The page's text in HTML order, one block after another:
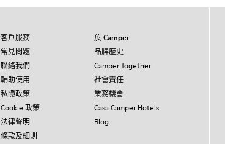
客戶服務
常見問題
聯絡我們
輔助使用
私隱政策
Cookie 政策
法律聲明
條款及細則
於 Camper
品牌歷史
Camper Together
社會責任
業務機會
Casa Camper Hotels
Blog